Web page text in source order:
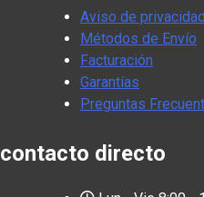
Aviso de privacidad
Métodos de Envío
Facturación
Garantías
Preguntas
contacto directo